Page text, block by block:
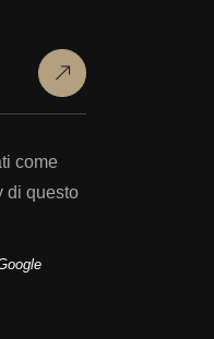
come
di questo